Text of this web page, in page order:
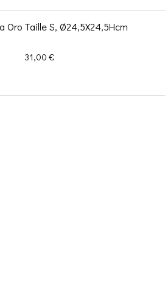
Oro Taille S, Ø24,5X24,5Hcm
Prix
31,00 €